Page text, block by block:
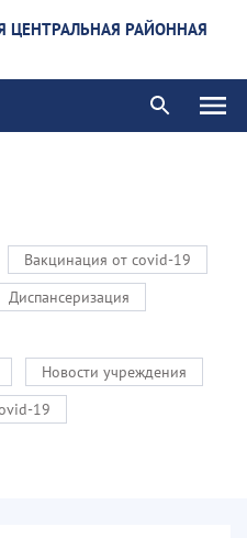
ЦЕНТРАЛЬНАЯ РАЙОННАЯ
Вакцинация от covid-19
Диспансеризация
Новости учреждения
19